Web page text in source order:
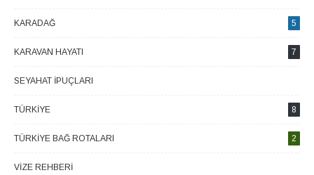
KARADAĞ 5
KARAVAN HAYATI 7
SEYAHAT İPUÇLARI
TÜRKIYE 8
TÜRKIYE BAĞ ROTALARI 2
VIZE REHBERI